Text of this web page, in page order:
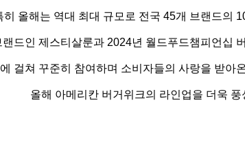
히 올해는 역대 최대 규모로 전국 45개 브랜드의
드인 제스티살룬과 2024년 월드푸드챔피언십
걸쳐 꾸준히 참여하며 소비자들의 사랑을 받아
올해 아메리칸 버거위크의 라인업을 더욱 풍